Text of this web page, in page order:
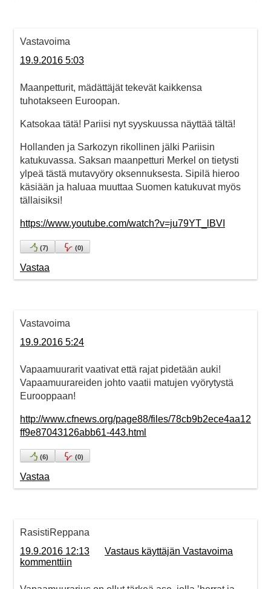
Vastavoima
19.9.2016 5:03
Maanpetturit, mädättäjät tekevät kaikkensa
tuhotakseen Euroopan.
Katsokaa tätä! Pariisi nyt syyskuussa näyttää tältä!
Hollanden ja Sarkozyn rikollinen jälki Pariisin
katukuvassa. Saksan maanpetturi Merkel on tietysti
ylpeä tästä mutavyöry oksennuksesta. Sipilä hieroo
käsiään ja haluaa muuttaa Suomen katukuvat myös
tällaisiksi!
https://www.youtube.com/watch?v=ju79YT_lBVI
(7) (0)
Vastaa
Vastavoima
19.9.2016 5:24
Vapaamuurarit vaativat että rajat pidetään auki!
Vapaamuurareiden johto vaatii matujen vyörytystä
Eurooppaan!
http://www.cfnews.org/page88/files/78cb9b2ece4aa12
ff9e87043126abb61-443.html
(6) (0)
Vastaa
RasistiReppana
19.9.2016 12:13
Vastaus käyttäjän Vastavoima
kommenttiin